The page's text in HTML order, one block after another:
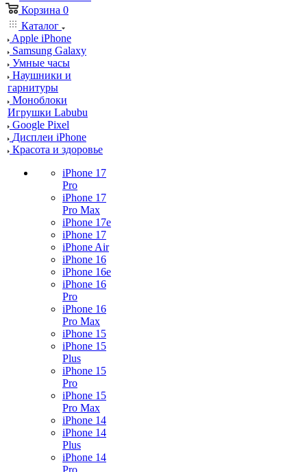
Корзина 0
Каталог
Apple iPhone
Samsung Galaxy
Умные часы
Наушники и
гарнитуры
Моноблоки
Игрушки Labubu
Google Pixel
Дисплеи iPhone
Красота и здоровье
iPhone 17
Pro
iPhone 17
Pro Max
iPhone 17e
iPhone 17
iPhone Air
iPhone 16
iPhone 16e
iPhone 16
Pro
iPhone 16
Pro Max
iPhone 15
iPhone 15
Plus
iPhone 15
Pro
iPhone 15
Pro Max
iPhone 14
iPhone 14
Plus
iPhone 14
Pro